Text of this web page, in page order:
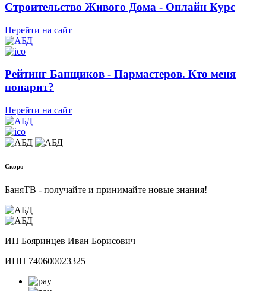
Строительство Живого Дома - Онлайн Курс
Перейти на сайт
Рейтинг Банщиков - Пармастеров. Кто меня
попарит?
Перейти на сайт
Скоро
БаняТВ - получайте и принимайте новые знания!
ИП Бояринцев Иван Борисович
ИНН 740600023325